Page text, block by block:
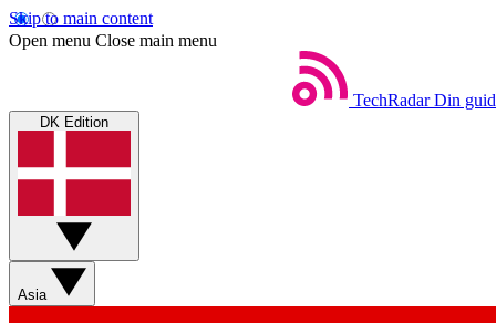
Skip to main content
Open menu Close main menu
TechRadar Din
DK Edition
Asia